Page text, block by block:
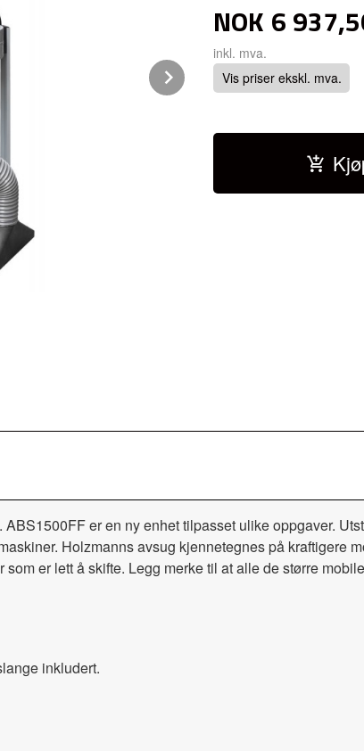
Next
NOK 6
inkl. mva.
Vis priser ekskl. mva.
er en ny enhet tilpasset ulike oppgaver.
Holzmanns avsug kjennetegnes på kraftigere
er lett å skifte. Legg merke til at alle de større
inkludert.